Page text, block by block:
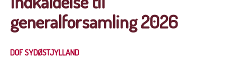
generalforsamling 2026
DOF SYDØSTJYLLAND